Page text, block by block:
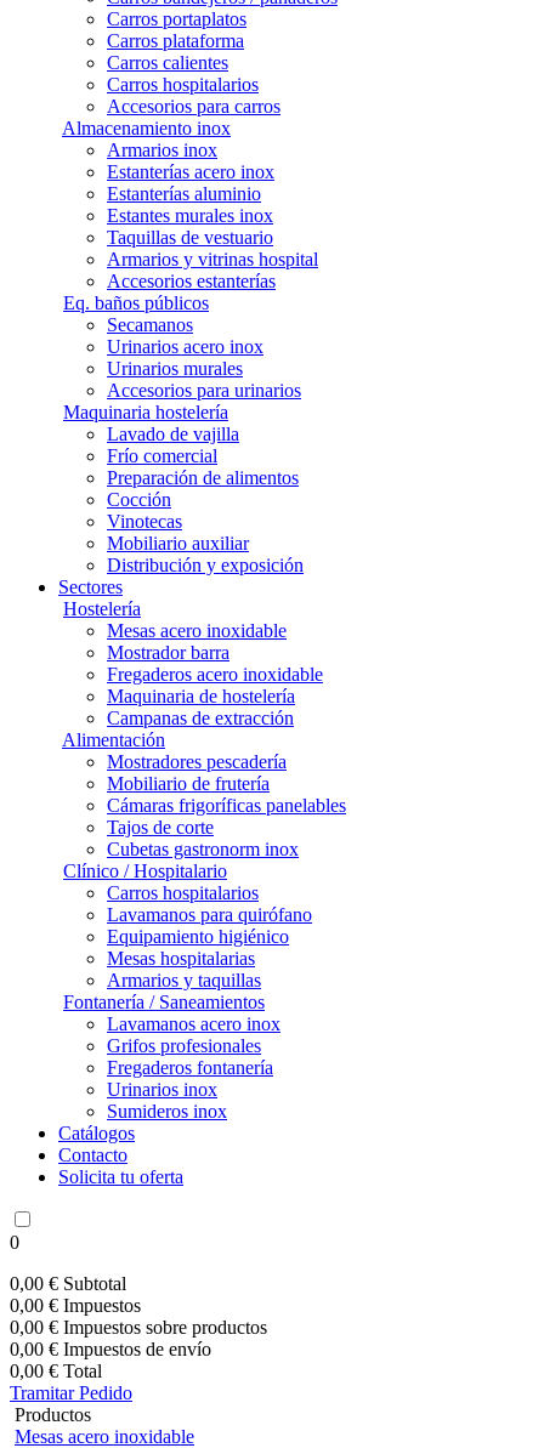
Carros portaplatos
Carros plataforma
Carros calientes
Carros hospitalarios
Accesorios para carros
Almacenamiento inox
Armarios inox
Estanterías acero inox
Estanterías aluminio
Estantes murales inox
Taquillas de vestuario
Armarios y vitrinas hospital
Accesorios estanterías
Eq. baños públicos
Secamanos
Urinarios acero inox
Urinarios murales
Accesorios para urinarios
Maquinaria hostelería
Lavado de vajilla
Frío comercial
Preparación de alimentos
Cocción
Vinotecas
Mobiliario auxiliar
Distribución y exposición
Sectores
Hostelería
Mesas acero inoxidable
Mostrador barra
Fregaderos acero inoxidable
Maquinaria de hostelería
Campanas de extracción
Alimentación
Mostradores pescadería
Mobiliario de frutería
Cámaras frigoríficas panelables
Tajos de corte
Cubetas gastronorm inox
Clínico / Hospitalario
Carros hospitalarios
Lavamanos para quirófano
Equipamiento higiénico
Mesas hospitalarias
Armarios y taquillas
Fontanería / Saneamientos
Lavamanos acero inox
Grifos profesionales
Fregaderos fontanería
Urinarios inox
Sumideros inox
Catálogos
Contacto
Solicita tu oferta
0
0,00 € Subtotal
0,00 € Impuestos
0,00 € Impuestos sobre productos
0,00 € Impuestos de envío
0,00 € Total
Tramitar Pedido
Productos
Mesas acero inoxidable